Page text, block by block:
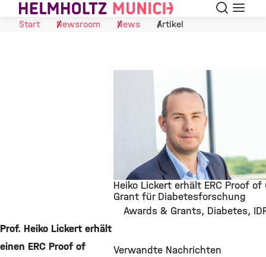
Skip to Content Suche
Start
Newsroom News Artikel
©
Heiko Lickert erhält ERC Proof of
Grant für Diabetesforschung
Awards & Grants Diabetes
Prof. Heiko Lickert erhält
einen ERC Proof of
Verwandte Nachrichten